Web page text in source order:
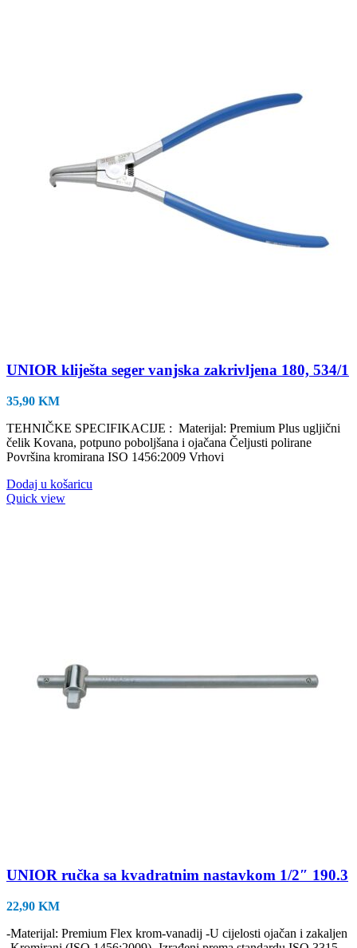
UNIOR kliješta seger vanjska zakrivljena 180, 534/1
35,90 KM
TEHNIČKE SPECIFIKACIJE : Materijal: Premium Plus ugljični
čelik Kovana, potpuno poboljšana i ojačana Čeljusti polirane
Površina kromirana ISO 1456:2009 Vrhovi
Dodaj u košaricu
Quick view
UNIOR ručka sa kvadratnim nastavkom 1/2″ 190.3
22,90 KM
-Materijal: Premium Flex krom-vanadij -U cijelosti ojačan i zakaljen